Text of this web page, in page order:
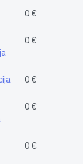
0 €
0 €
0 €
0 €
0 €